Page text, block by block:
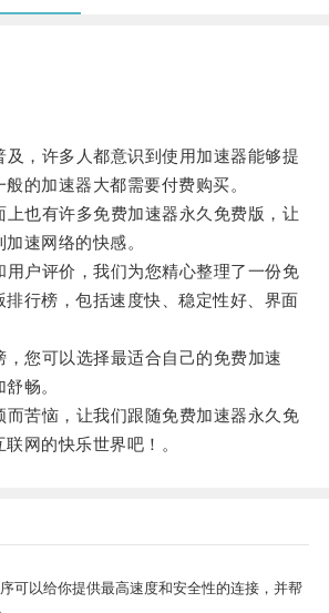
，许多人都意识到使用加速器能够提
的加速器大都需要付费购买。
也有许多免费加速器永久免费版，让
速网络的快感。
户评价，我们为您精心整理了一份免
排行榜，包括速度快、稳定性好、界面
您可以选择最适合自己的免费加速
畅。
苦恼，让我们跟随免费加速器永久免
网的快乐世界吧！。
可以给你提供最高速度和安全性的连接，并帮